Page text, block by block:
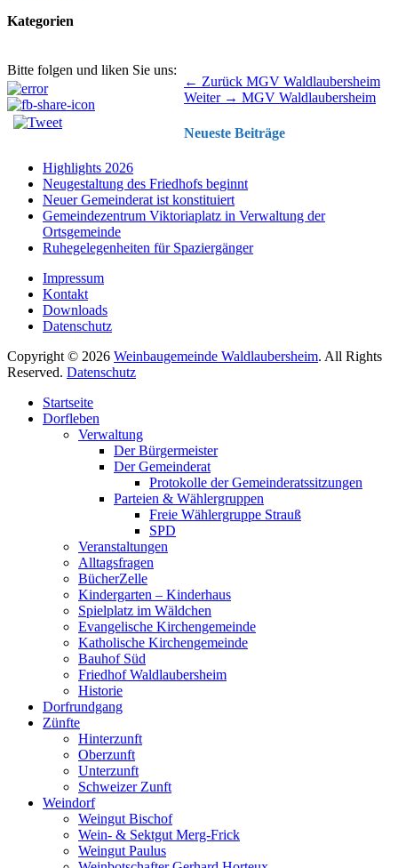
Kategorien
Bitte folgen und liken Sie uns:
Beitragsnavigation ← Zurück Vorhergehender
Beitrag:
MGV Waldlaubersheim
Weiter → Nächster
MGV Waldlaubersheim
Neueste Beiträge
Highlights 2026
Neugestaltung des Friedhofs beginnt
Neuer Gemeinderat ist konstituiert
Gemeindezentrum Viktoriaplatz in Verwaltung der
Ortsgemeinde
Ruhegelegenheiten für Spaziergänger
Impressum
Kontakt
Downloads
Datenschutz
Copyright © 2026 Weinbaugemeinde Waldlaubersheim. All Rights
Reserved. Datenschutz
oben
scrollen
Startseite
Dorfleben
Verwaltung
Der Bürgermeister
Der Gemeinderat
Protokolle der Gemeinderatssitzungen
Parteien & Wählergruppen
Freie Wählergruppe Strauß
SPD
Veranstaltungen
Alltagsfragen
BücherZelle
Kindergarten – Kinderhaus
Spielplatz im Wäldchen
Evangelische Kirchengemeinde
Katholische Kirchengemeinde
Bauhof Süd
Friedhof Waldlaubersheim
Historie
Dorfrundgang
Zünfte
Hinterzunft
Oberzunft
Unterzunft
Schweizer Zunft
Weindorf
Weingut Bischof
Wein- & Sektgut Merg-Frick
Weingut Paulus